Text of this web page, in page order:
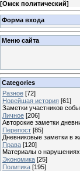
[Омск политический]
Форма входа
Меню сайта
Categories
Разное [72]
Новейшая история [61]
Заметки участников
Личное [206]
Авторские заметки
Перепост [85]
Дневниковые заметки в
Права [120]
Материалы о нарушениях
Экономика [25]
Политика [195]